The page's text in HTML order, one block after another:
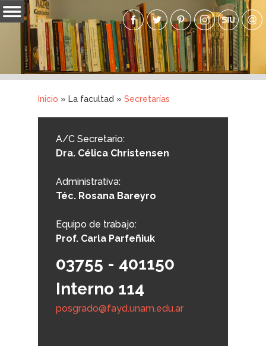
Pasar al
contenido
principal
Inicio
La Facultad
Carreras
Novedades
Aula Virtual
Inicio » La facultad » Secretarías
A/C Secretario:
Dra. Célica Christensen
Administrativa:
Téc. Rosana Bareyro
Equipo de trabajo:
Prof. Carla Parfeñiuk
03755 - 401150
Interno 114
posgrado@fayd.unam.edu.ar